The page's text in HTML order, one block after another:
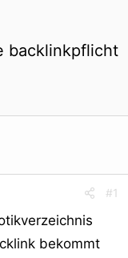
backlinkpflicht
#1
bekommt